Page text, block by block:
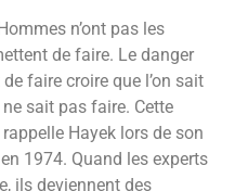
n’ont pas les
de faire. Le danger
faire croire que l’on sait
sait pas faire. Cette
Hayek lors de son
1974. Quand les experts
ils deviennent des